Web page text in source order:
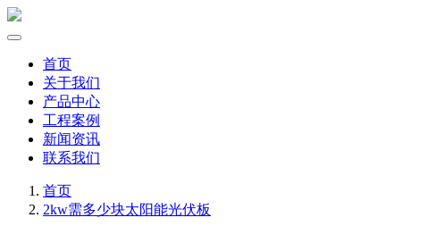
首页
关于我们
产品中心
工程案例
新闻资讯
联系我们
首页
2kw需多少块太阳能光伏板